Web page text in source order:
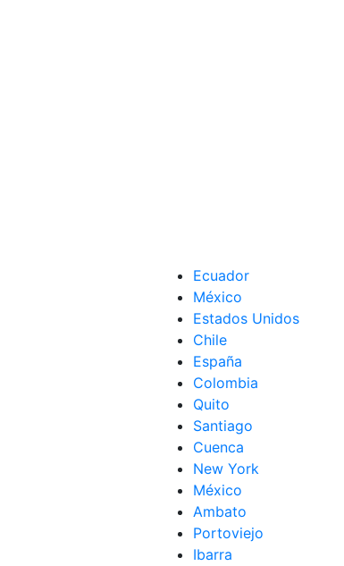
Ecuador
México
Estados Unidos
Chile
España
Colombia
Quito
Santiago
Cuenca
New York
México
Ambato
Portoviejo
Ibarra